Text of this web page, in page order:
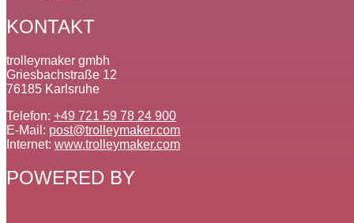
KONTAKT
trolleymaker gmbh
Griesbachstraße 12
76185 Karlsruhe
Telefon: +49 721 59 78 24 900
E-Mail: post@trolleymaker.com
Internet: www.trolleymaker.com
POWERED BY